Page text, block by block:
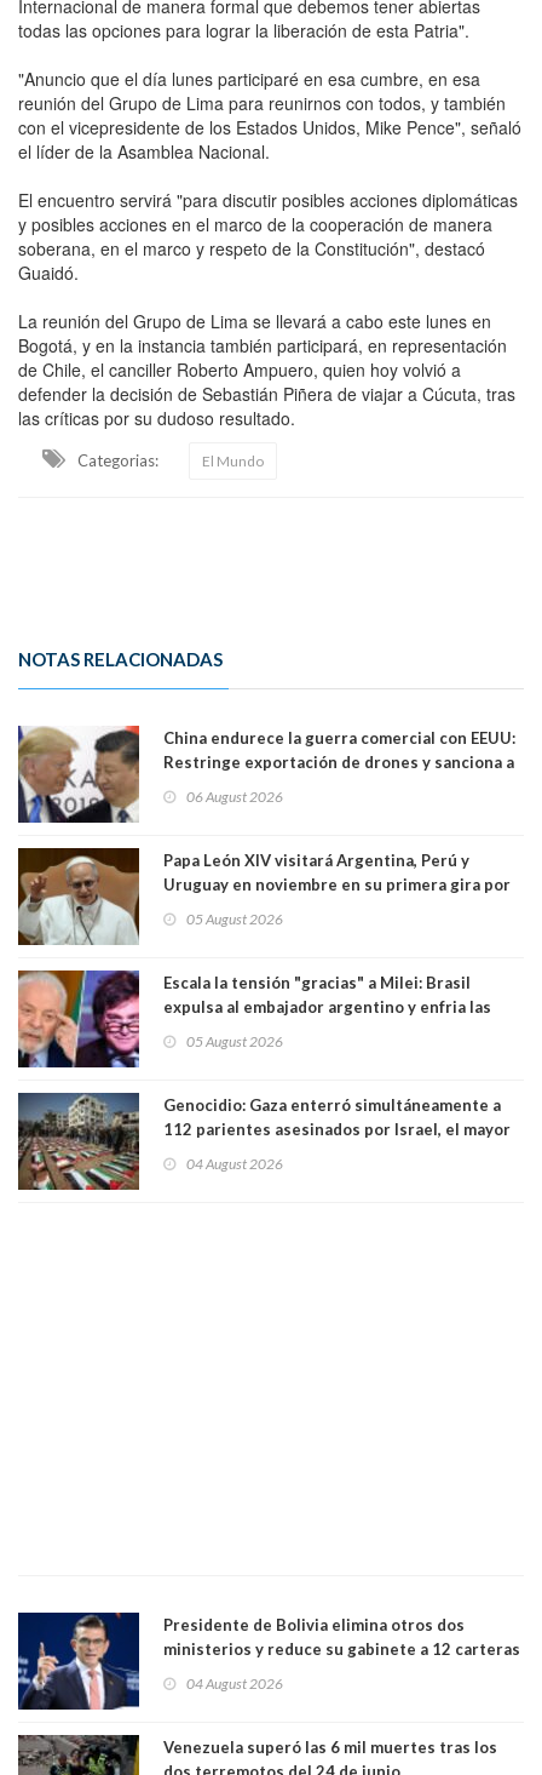
Internacional de manera formal que debemos tener abiertas
todas las opciones para lograr la liberación de esta Patria".
"Anuncio que el día lunes participaré en esa cumbre, en esa
reunión del Grupo de Lima para reunirnos con todos, y también
con el vicepresidente de los Estados Unidos, Mike Pence", señaló
el líder de la Asamblea Nacional.
El encuentro servirá "para discutir posibles acciones diplomáticas
y posibles acciones en el marco de la cooperación de manera
soberana, en el marco y respeto de la Constitución", destacó
Guaidó.
La reunión del Grupo de Lima se llevará a cabo este lunes en
Bogotá, y en la instancia también participará, en representación
de Chile, el canciller Roberto Ampuero, quien hoy volvió a
defender la decisión de Sebastián Piñera de viajar a Cúcuta, tras
las críticas por su dudoso resultado.
Categorias: El Mundo
NOTAS RELACIONADAS
China endurece la guerra comercial con EEUU:
Restringe exportación de drones y sanciona a
06 August 2026
Papa León XIV visitará Argentina, Perú y
Uruguay en noviembre en su primera gira por
05 August 2026
Escala la tensión "gracias" a Milei: Brasil
expulsa al embajador argentino y enfria las
trasandino
05 August 2026
Genocidio: Gaza enterró simultáneamente a
112 parientes asesinados por Israel, el mayor
muertos figuran 44 niños y nueve ancianos
04 August 2026
Presidente de Bolivia elimina otros dos
ministerios y reduce su gabinete a 12 carteras
04 August 2026
Venezuela superó las 6 mil muertes tras los